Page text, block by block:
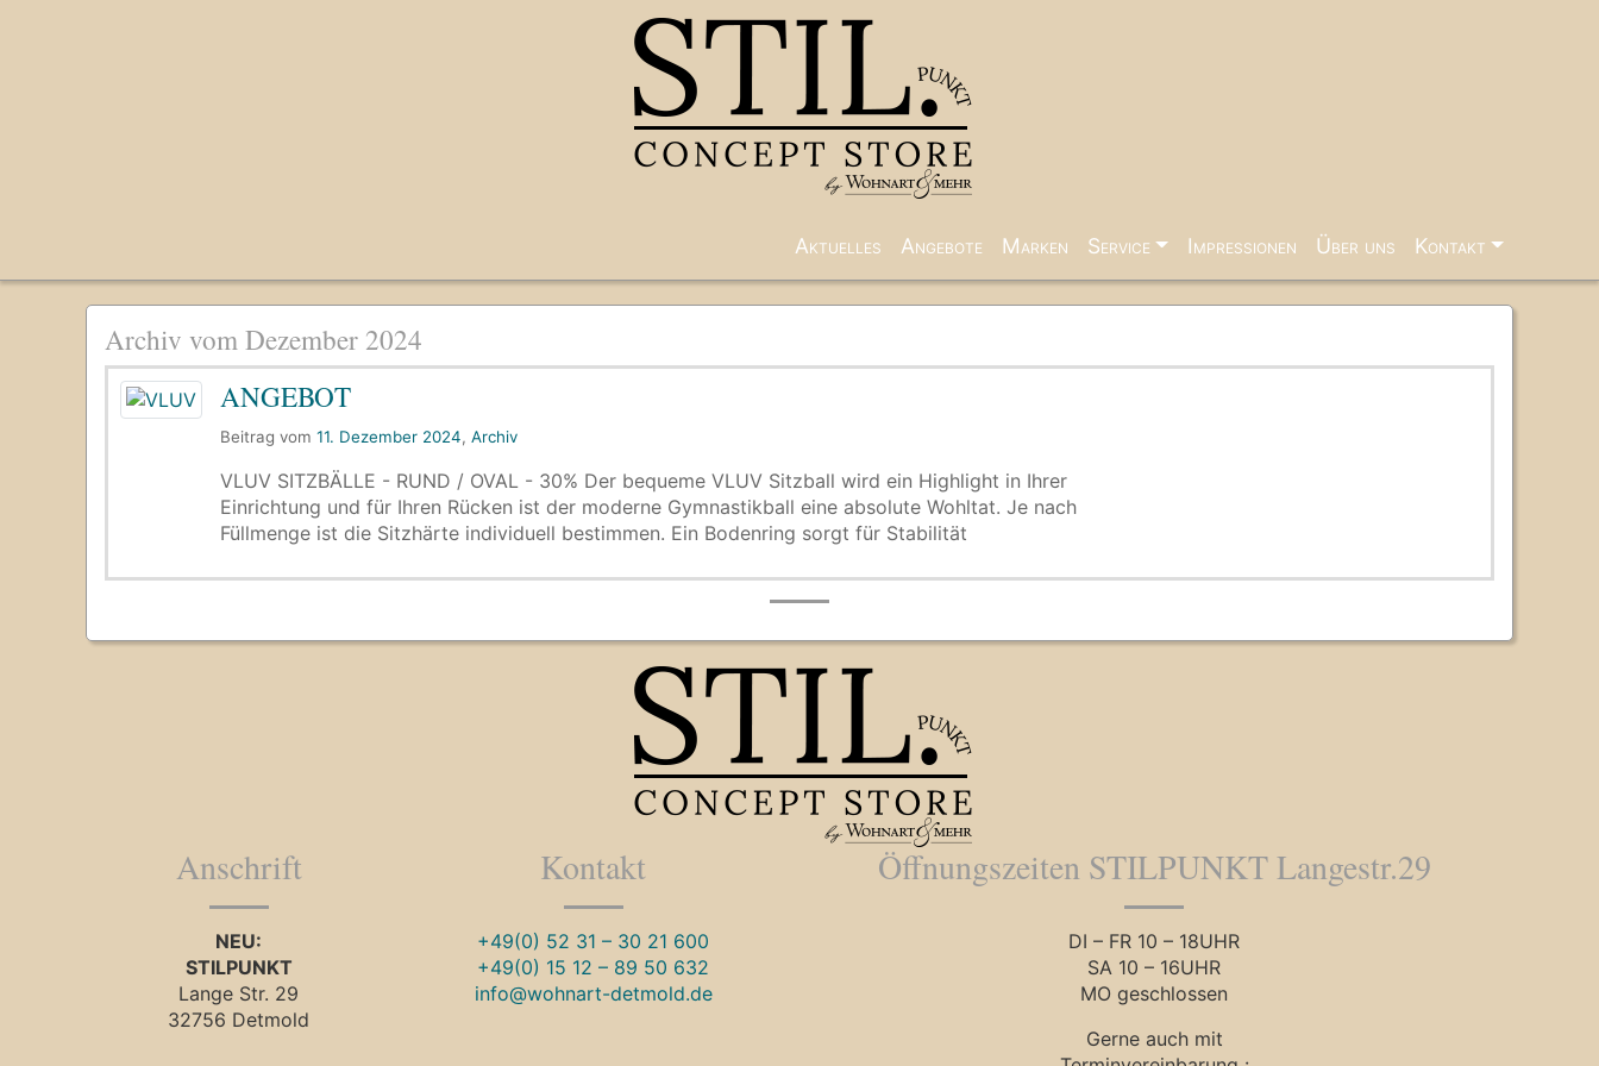
Aktuelles Angebote Marken Service Impressionen Über uns Kontakt
Archiv vom Dezember 2024
ANGEBOT
Beitrag vom 11. Dezember 2024, Archiv
VLUV SITZBÄLLE - RUND / OVAL - 30% Der bequeme VLUV Sitzball wird ein Highlight in Ihrer
Einrichtung und für Ihren Rücken ist der moderne Gymnastikball eine absolute Wohltat. Je nach
Füllmenge ist die Sitzhärte individuell bestimmen. Ein Bodenring sorgt für Stabilität
Anschrift
NEU:
STILPUNKT
Lange Str. 29
32756 Detmold
Kontakt
+49(0) 52 31 – 30 21 600
+49(0) 15 12 – 89 50 632
info@wohnart-detmold.de
Öffnungszeiten STILPUNKT Langestr.29
DI – FR 10 – 18UHR
SA 10 – 16UHR
MO geschlossen
Gerne auch mit